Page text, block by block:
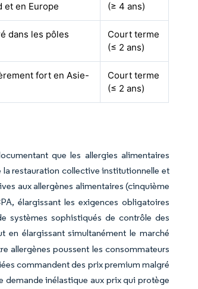
et en Europe
(≥ 4 ans)
dans les pôles
Court terme
(≤ 2 ans)
fort en Asie-
Court terme
(≤ 2 ans)
que les allergies alimentaires
restauration collective institutionnelle et
aux allergènes alimentaires (cinquième
élargissant les exigences obligatoires
systèmes sophistiqués de contrôle des
élargissant simultanément le marché
allergènes poussent les consommateurs
commandent des prix premium malgré
demande inélastique aux prix qui protège